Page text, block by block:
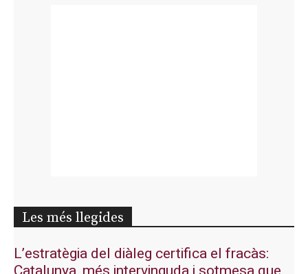
Les més llegides
L’estratègia del diàleg certifica el fracàs: